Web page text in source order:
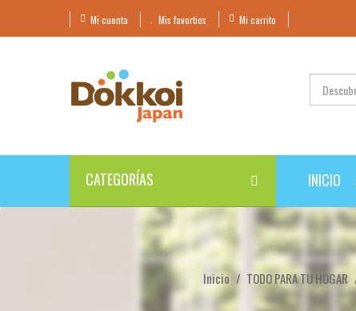
Mi cuenta Mis favortios Mi carrito
CATEGORÍAS INICIO
Inicio TODO PARA TU HOGAR